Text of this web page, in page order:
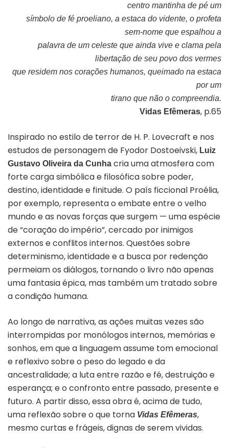
centro mantinha de pé um
símbolo de fé proeliano, a estaca do vidente, o profeta
sem-nome que espalhou a
palavra de um celeste que ainda vive e clama pela
libertação de seu povo dos vermes
que residem nos corações humanos, queimado na estaca
por um
tirano que não o compreendia.
Vidas Efêmeras, p.65
Inspirado no estilo de terror de H. P. Lovecraft e nos
estudos de personagem de Fyodor Dostoeivski, Luiz
Gustavo Oliveira da Cunha cria uma atmosfera com
forte carga simbólica e filosófica sobre poder,
destino, identidade e finitude. O país ficcional Proélia,
por exemplo, representa o embate entre o velho
mundo e as novas forças que surgem — uma espécie
de “coração do império”, cercado por inimigos
externos e conflitos internos. Questões sobre
determinismo, identidade e a busca por redenção
permeiam os diálogos, tornando o livro não apenas
uma fantasia épica, mas também um tratado sobre
a condição humana.
Ao longo de narrativa, as ações muitas vezes são
interrompidas por monólogos internos, memórias e
sonhos, em que a linguagem assume tom emocional
e reflexivo sobre o peso do legado e da
ancestralidade; a luta entre razão e fé, destruição e
esperança; e o confronto entre passado, presente e
futuro. A partir disso, essa obra é, acima de tudo,
uma reflexão sobre o que torna Vidas Efêmeras,
mesmo curtas e frágeis, dignas de serem vividas.